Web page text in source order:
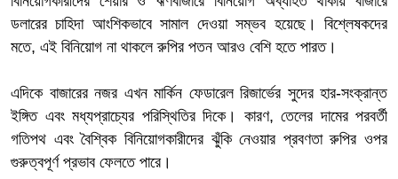
ডলারের চাহিদা আংশিকভাবে সামাল দেওয়া সম্ভব হয়েছে। বিশ্লেষকদের
মতে, এই বিনিয়োগ না থাকলে রুপির পতন আরও বেশি হতে পারত।
এদিকে বাজারের নজর এখন মার্কিন ফেডারেল রিজার্ভের সুদের হার-সংক্রান্ত
ইঙ্গিত এবং মধ্যপ্রাচ্যের পরিস্থিতির দিকে। কারণ, তেলের দামের পরবর্তী
গতিপথ এবং বৈশ্বিক বিনিয়োগকারীদের ঝুঁকি নেওয়ার প্রবণতা রুপির ওপর
গুরুত্বপূর্ণ প্রভাব ফেলতে পারে।